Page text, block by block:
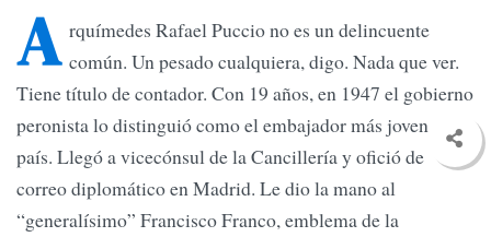
A rquímedes Rafael Puccio no es un delincuente
común. Un pesado cualquiera, digo. Nada que ver.
Tiene título de contador. Con 19 años, en 1947 el gobierno
peronista lo distinguió como el embajador más joven del
país. Llegó a vicecónsul de la Cancillería y ofició de
correo diplomático en Madrid. Le dio la mano al
“generalísimo” Francisco Franco, emblema de la